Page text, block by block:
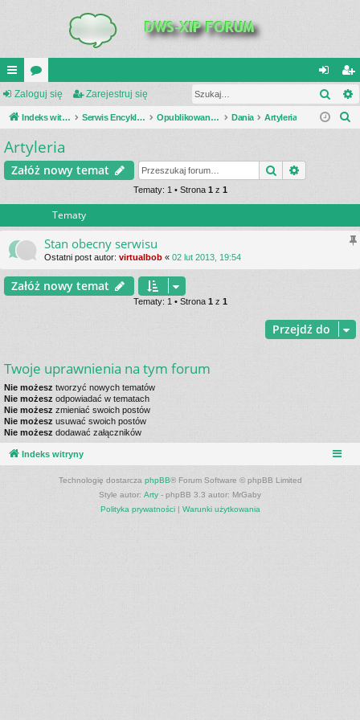
UI
C
K
_L
or
a
al
og
ar
ej
ę
Zaloguj się Zarejestruj się
Indeks witryny Serwis Encyklopedia Uzbrojenia Opublikowane zestawienia Dania Artyleria
j
Artyleria
Załóż nowy temat Szukaj
Tematy: 1 • Strona 1 z 1
Tematy
Stan obecny serwisu
Ostatni post autor: virtualbob « 02 lut 2013, 19:54
Załóż nowy temat
Tematy: 1 • Strona 1 z 1
Przejdź do
Twoje uprawnienia na tym forum
Nie możesz tworzyć nowych tematów
Nie możesz odpowiadać w tematach
Nie możesz zmieniać swoich postów
Nie możesz usuwać swoich postów
Nie możesz dodawać załączników
Indeks witryny
Technologię dostarcza phpBB® Forum Software © phpBB Limited
Style autor: Arty - phpBB 3.3 autor: MrGaby
Polityka prywatności| Warunki użytkowania